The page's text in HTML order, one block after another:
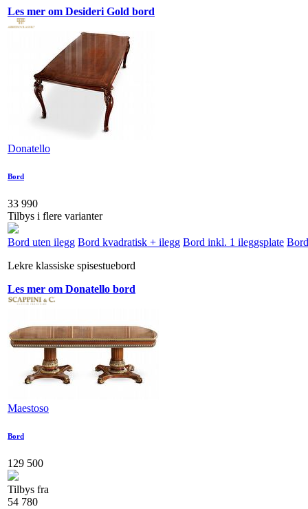
Les mer om Desideri Gold bord
Donatello
Bord
33 990
Tilbys i flere varianter
Bord uten ilegg Bord kvadratisk + ilegg Bord inkl. 1 ileggsplate
Lekre klassiske spisestuebord
Les mer om Donatello bord
Maestoso
Bord
129 500
Tilbys fra
54 780